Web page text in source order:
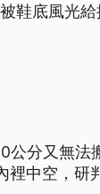
鞋底風光給
公分又無法
裡中空，研